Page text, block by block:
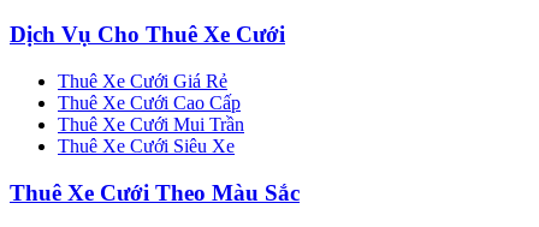
Dịch Vụ Cho Thuê Xe Cưới
Thuê Xe Cưới Giá Rẻ
Thuê Xe Cưới Cao Cấp
Thuê Xe Cưới Mui Trần
Thuê Xe Cưới Siêu Xe
Thuê Xe Cưới Theo Màu Sắc